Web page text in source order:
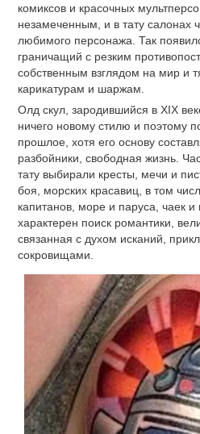
комиксов и красочных
незамеченным, и в тату салонах
любимого персонажа. Так
граничащий с резким
собственным взглядом на мир и
карикатурам и шаржам.
Олд скул, зародившийся в XIX
ничего новому стилю и поэтому
прошлое, хотя его основу
разбойники, свободная жизнь.
тату выбирали кресты, мечи и
боя, морских красавиц, в том
капитанов, море и паруса, чаек
характерен поиск романтики,
связанная с духом исканий,
сокровищами.